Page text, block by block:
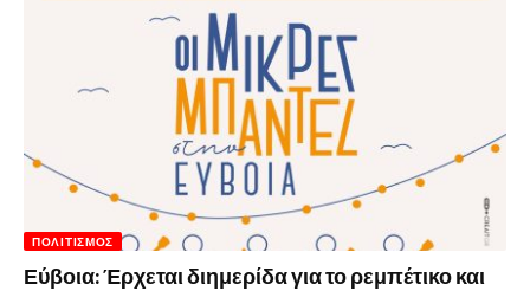
ΠΟΛΙΤΙΣΜΌΣ
Εύβοια: Έρχεται διημερίδα για το ρεμπέτικο και